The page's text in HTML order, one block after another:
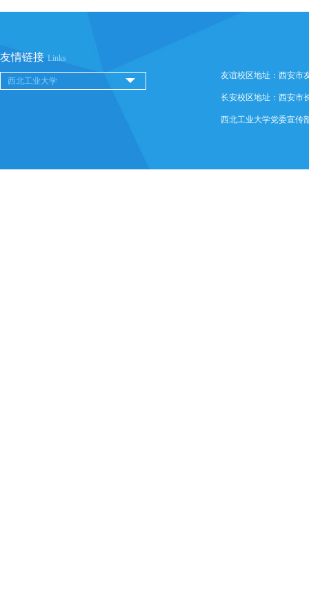
友情链接 Links
友谊校区地址：西安市
长安校区地址：西安市
西北工业大学党委宣传